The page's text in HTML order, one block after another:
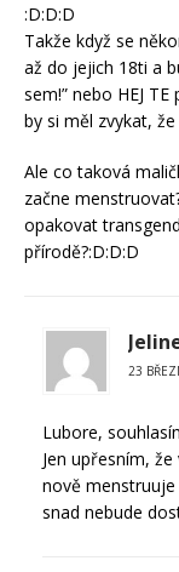
:D:D:D
Takže když se
až do jejich 18ti a
sem!” nebo HEJ
by si měl zvykat,
Ale co taková
začne
opakovat
přírodě?:D:D:D
23
Lubore,
Jen upřesním,
nově
snad nebude